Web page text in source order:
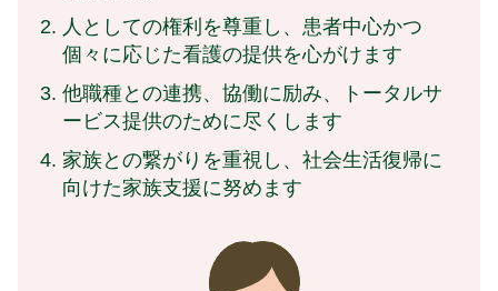
人としての権利を尊重し、患者中心かつ
個々に応じた看護の提供を心がけます
他職種との連携、協働に励み、トータルサ
ービス提供のために尽くします
家族との繋がりを重視し、社会生活復帰に
向けた家族支援に努めます